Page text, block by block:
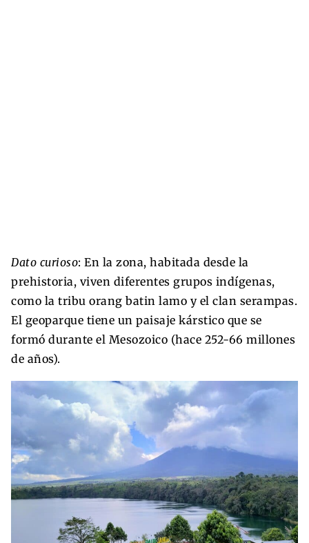
Dato curioso: En la zona, habitada desde la
prehistoria, viven diferentes grupos indígenas,
como la tribu orang batin lamo y el clan serampas.
El geoparque tiene un paisaje kárstico que se
formó durante el Mesozoico (hace 252-66 millones
de años).